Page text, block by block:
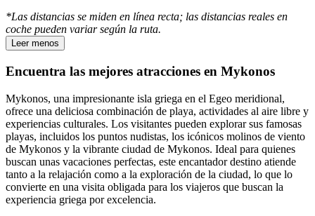
*Las distancias se miden en línea recta; las distancias reales en
coche pueden variar según la ruta.
Leer menos
Encuentra las mejores atracciones en Mykonos
Mykonos, una impresionante isla griega en el Egeo meridional,
ofrece una deliciosa combinación de playa, actividades al aire libre y
experiencias culturales. Los visitantes pueden explorar sus famosas
playas, incluidos los puntos nudistas, los icónicos molinos de viento
de Mykonos y la vibrante ciudad de Mykonos. Ideal para quienes
buscan unas vacaciones perfectas, este encantador destino atiende
tanto a la relajación como a la exploración de la ciudad, lo que lo
convierte en una visita obligada para los viajeros que buscan la
experiencia griega por excelencia.